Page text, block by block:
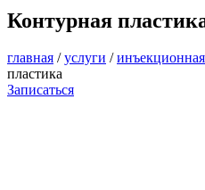
Контурная
главная /услуги /
пластика
Записаться